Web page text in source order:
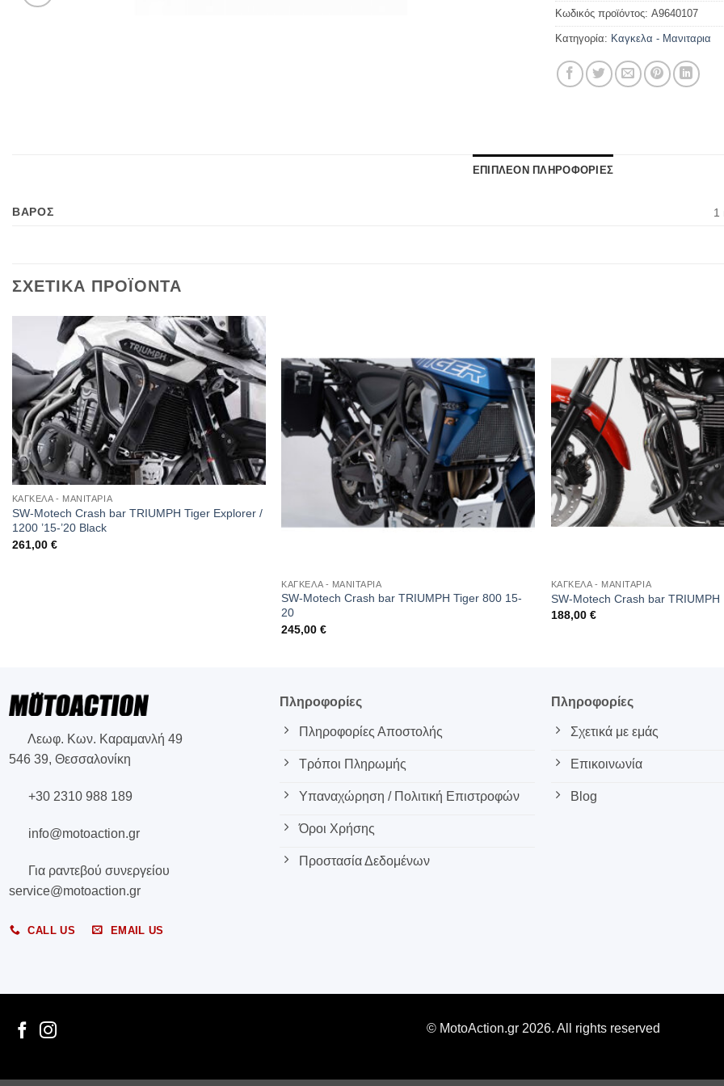
Κωδικός προϊόντος: A9640107
Κατηγορία: Καγκελα - Μανιταρια
ΕΠΙΠΛΕΟΝ ΠΛΗΡΟΦΟΡΙΕΣ
ΒΑΡΟΣ 1
ΣΧΕΤΙΚΑ ΠΡΟΪΟΝΤΑ
ΚΑΓΚΕΛΑ - ΜΑΝΙΤΑΡΙΑ
SW-Motech Crash bar TRIUMPH Tiger Explorer /
1200 ’15-’20 Black
261,00 €
ΚΑΓΚΕΛΑ - ΜΑΝΙΤΑΡΙΑ
SW-Motech Crash bar TRIUMPH Tiger 800 15-
20
245,00€
ΚΑΓΚΕΛΑ - ΜΑΝΙΤΑΡΙΑ
SW-Motech Crash bar TRIUMPH
188,00 €
Λεωφ. Κων. Καραμανλή 49
546 39, Θεσσαλονίκη
+30 2310 988 189
info@motoaction.gr
Για ραντεβού συνεργείου
service@motoaction.gr
CALL US EMAIL US
Πληροφορίες
Πληροφορίες Αποστολής
Τρόποι Πληρωμής
Υπαναχώρηση / Πολιτική Επιστροφών
Όροι Χρήσης
Προστασία Δεδομένων
Πληροφορίες
Σχετικά με εμάς
Επικοινωνία
Blog
© MotoAction.gr 2026. All rights reserved